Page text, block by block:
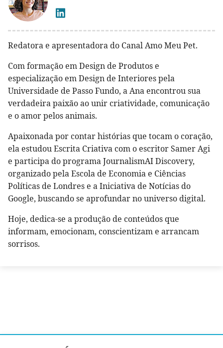
Redatora e apresentadora do Canal Amo Meu Pet.
Com formação em Design de Produtos e
especialização em Design de Interiores pela
Universidade de Passo Fundo, a Ana encontrou sua
verdadeira paixão ao unir criatividade, comunicação
e o amor pelos animais.
Apaixonada por contar histórias que tocam o coração,
ela estudou Escrita Criativa com o escritor Samer Agi
e participa do programa JournalismAI Discovery,
organizado pela Escola de Economia e Ciências
Políticas de Londres e a Iniciativa de Notícias do
Google, buscando se aprofundar no universo digital.
Hoje, dedica-se a produção de conteúdos que
informam, emocionam, conscientizam e arrancam
sorrisos.